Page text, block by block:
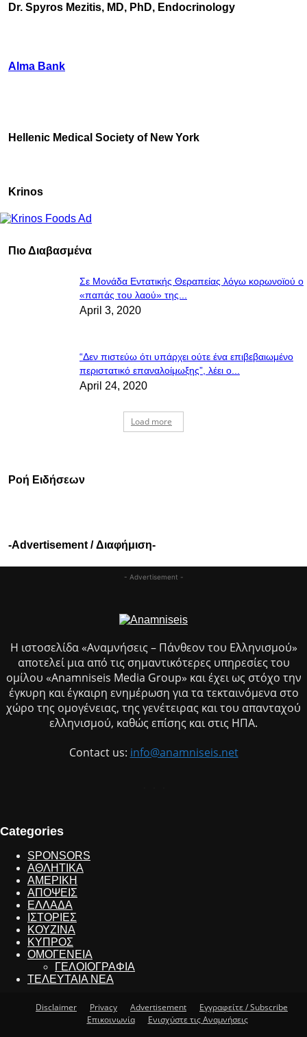
Dr. Spyros Mezitis, MD, PhD, Endocrinology
Alma Bank
Hellenic Medical Society of New York
Krinos
Πιο Διαβασμένα
Σε Μονάδα Εντατικής Θεραπείας λόγω κορωνοϊού ο
«παπάς του λαού» της...
April 3, 2020
“Δεν πιστεύω ότι υπάρχει ούτε ένα επιβεβαιωμένο
περιστατικό επαναλοίμωξης”, λέει ο...
April 24, 2020
Load more
Ροή Ειδήσεων
-Advertisement / Διαφήμιση-
- Advertisement -
Η ιστοσελίδα «Αναμνήσεις – Πάνθεον του Ελληνισμού»
αποτελεί μια από τις σημαντικότερες υπηρεσίες του
ομίλου «Anamniseis Media Group» και έχει ως στόχο την
έγκυρη και έγκαιρη ενημέρωση για τα τεκταινόμενα στο
χώρο της ομογένειας, της γενέτειρας και του απανταχού
ελληνισμού, καθώς επίσης και στις ΗΠΑ.
Contact us: info@anamniseis.net
Categories
SPONSORS
ΑΘΛΗΤΙΚΑ
ΑΜΕΡΙΚΗ
ΑΠΟΨΕΙΣ
ΕΛΛΑΔΑ
ΙΣΤΟΡΙΕΣ
ΚΟΥΖΙΝΑ
ΚΥΠΡΟΣ
ΟΜΟΓΕΝΕΙΑ
ΓΕΛΟΙΟΓΡΑΦΙΑ
ΤΕΛΕΥΤΑΙΑ ΝΕΑ
Disclaimer Privacy Advertisement
Εγγραφείτε / Subscribe
Επικοινωνία
Ενισχύστε τις Αναμνήσεις